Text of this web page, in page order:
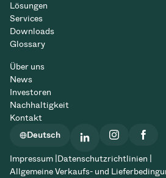
Lösungen
Services
Downloads
Glossary
Über uns
News
Investoren
Nachhaltigkeit
Kontakt
Deutsch
Impressum | Datenschutzrichtlinien |
Allgemeine Verkaufs- und